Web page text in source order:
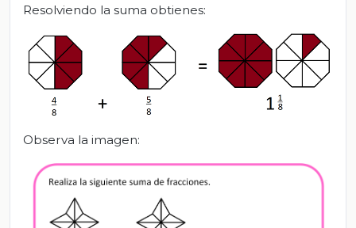
Resolviendo la suma obtienes:
Observa la imagen: